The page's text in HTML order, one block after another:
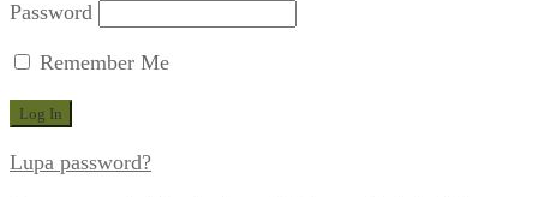
Password
Remember Me
Lupa password?